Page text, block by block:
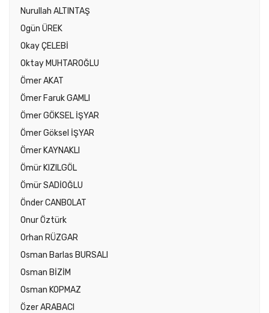
Nurullah ALTINTAŞ
Ogün ÜREK
Okay ÇELEBİ
Oktay MUHTAROĞLU
Ömer AKAT
Ömer Faruk GAMLI
Ömer GÖKSEL İŞYAR
Ömer Göksel İŞYAR
Ömer KAYNAKLI
Ömür KIZILGÖL
Ömür SADİOĞLU
Önder CANBOLAT
Onur Öztürk
Orhan RÜZGAR
Osman Barlas BURSALI
Osman BİZİM
Osman KOPMAZ
Özer ARABACI